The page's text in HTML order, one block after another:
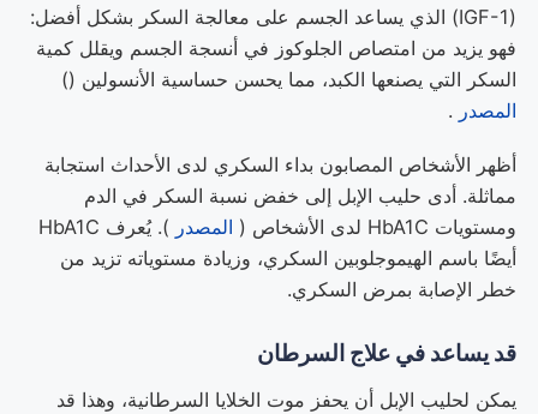
(IGF-1) الذي يساعد الجسم على معالجة السكر بشكل أفضل:
فهو يزيد من امتصاص الجلوكوز في أنسجة الجسم ويقلل كمية
السكر التي يصنعها الكبد، مما يحسن حساسية الأنسولين ()
المصدر .
أظهر الأشخاص المصابون بداء السكري لدى الأحداث استجابة
مماثلة. أدى حليب الإبل إلى خفض نسبة السكر في الدم
ومستويات HbA1C لدى الأشخاص (
المصدر
). يُعرف HbA1C
أيضًا باسم الهيموجلوبين السكري، وزيادة مستوياته تزيد من
خطر الإصابة بمرض السكري.
قد يساعد في علاج السرطان
يمكن لحليب الإبل أن يحفز موت الخلايا السرطانية، وهذا قد